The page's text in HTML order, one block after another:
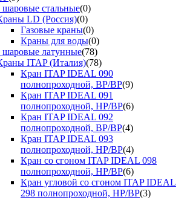
стальные(0)
LD (Россия)(0)
Газовые краны(0)
Краны для воды(0)
латунные(78)
ITAP (Италия)(78)
Кран ITAP IDEAL 090
полнопроходной, ВР/ВР(9)
Кран ITAP IDEAL 091
полнопроходной, НР/ВР(6)
Кран ITAP IDEAL 092
полнопроходной, ВР/ВР(4)
Кран ITAP IDEAL 093
полнопроходной, НР/ВР(4)
Кран со сгоном ITAP IDEAL 098
полнопроходной, НР/ВР(6)
Кран угловой со сгоном ITAP IDEAL
298 полнопроходной, НР/ВР(3)